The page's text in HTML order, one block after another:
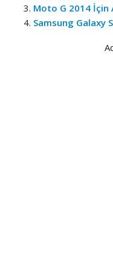
Moto G 2014 İçin
Samsung Galaxy